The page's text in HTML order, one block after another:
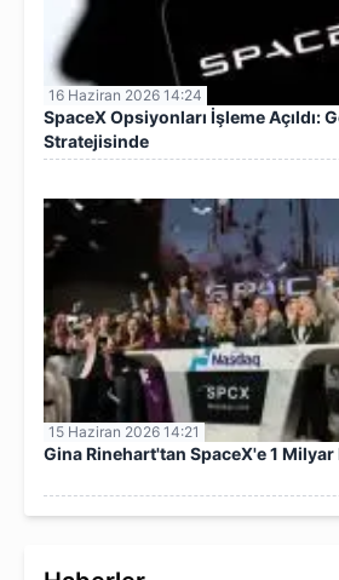
16 Haziran 2026 14:24
SpaceX Opsiyonları İşleme Açıldı:
Stratejisinde
15 Haziran 2026 14:21
Gina Rinehart'tan SpaceX'e 1 Milyar